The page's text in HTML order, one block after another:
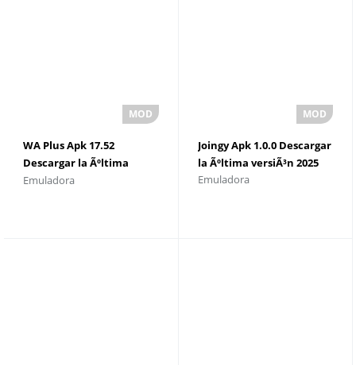
WA Plus Apk 17.52
Descargar la Ãºltima
versiÃ³n
Emuladora
Joingy Apk 1.0.0 Descargar
la Ãºltima versiÃ³n 2025
Emuladora